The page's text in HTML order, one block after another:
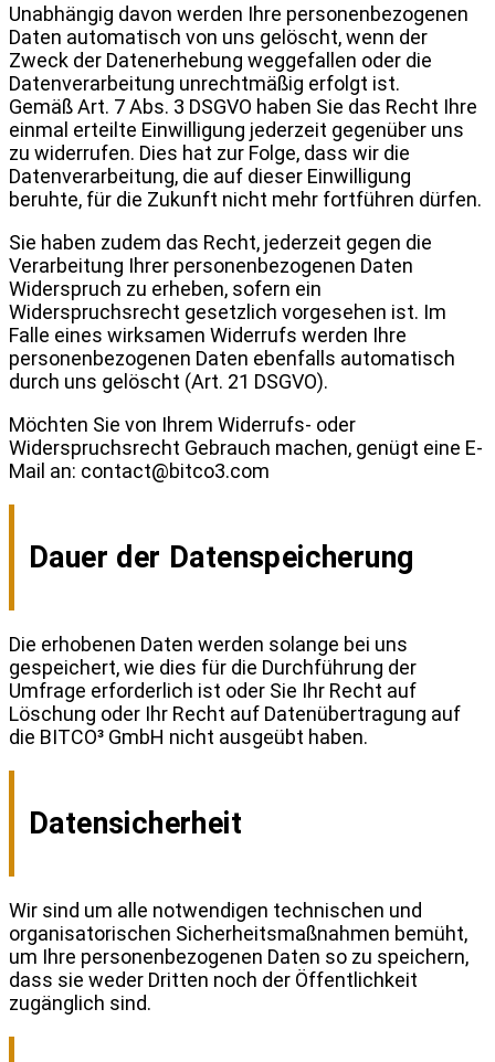
Unabhängig davon werden Ihre personenbezogenen
Daten automatisch von uns gelöscht, wenn der
Zweck der Datenerhebung weggefallen oder die
Datenverarbeitung unrechtmäßig erfolgt ist.
Gemäß Art. 7 Abs. 3 DSGVO haben Sie das Recht Ihre
einmal erteilte Einwilligung jederzeit gegenüber uns
zu widerrufen. Dies hat zur Folge, dass wir die
Datenverarbeitung, die auf dieser Einwilligung
beruhte, für die Zukunft nicht mehr fortführen dürfen.
Sie haben zudem das Recht, jederzeit gegen die
Verarbeitung Ihrer personenbezogenen Daten
Widerspruch zu erheben, sofern ein
Widerspruchsrecht gesetzlich vorgesehen ist. Im
Falle eines wirksamen Widerrufs werden Ihre
personenbezogenen Daten ebenfalls automatisch
durch uns gelöscht (Art. 21 DSGVO).
Möchten Sie von Ihrem Widerrufs- oder
Widerspruchsrecht Gebrauch machen, genügt eine E-
Mail an: contact@bitco3.com
Dauer der Datenspeicherung
Die erhobenen Daten werden solange bei uns
gespeichert, wie dies für die Durchführung der
Umfrage erforderlich ist oder Sie Ihr Recht auf
Löschung oder Ihr Recht auf Datenübertragung auf
die BITCO³ GmbH nicht ausgeübt haben.
Datensicherheit
Wir sind um alle notwendigen technischen und
organisatorischen Sicherheitsmaßnahmen bemüht,
um Ihre personenbezogenen Daten so zu speichern,
dass sie weder Dritten noch der Öffentlichkeit
zugänglich sind.